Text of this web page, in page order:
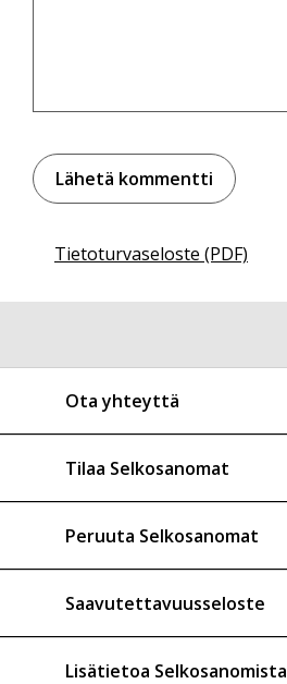
Tietoturvaseloste (PDF)
Ota yhteyttä
Tilaa Selkosanomat
Peruuta Selkosanomat
Saavutettavuusseloste
Lisätietoa Selkosanomista